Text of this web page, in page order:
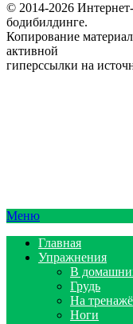
© 2014-2026
бодибилдинге.
Копирование
активной
гиперссылки на
Меню
Главная
Упражнения
В
Грудь
На
Ноги